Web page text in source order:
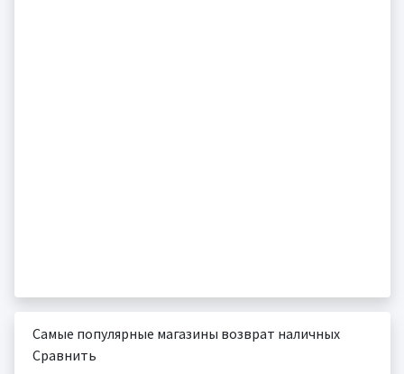
Самые популярные магазины возврат наличных
Сравнить